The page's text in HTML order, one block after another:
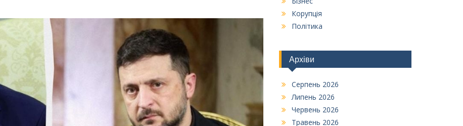
Корупція
Політика
Архіви
Серпень 2026
Липень 2026
Червень 2026
Травень 2026